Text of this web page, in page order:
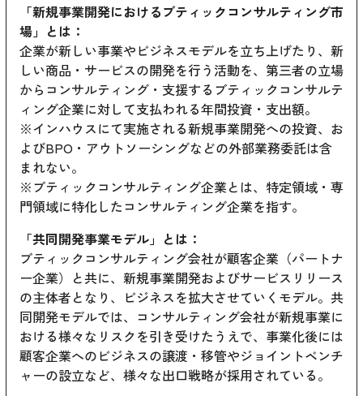
「新規事業開発におけるブティックコンサルティング市
場」とは：
企業が新しい事業やビジネスモデルを立ち上げたり、新
しい商品・サービスの開発を行う活動を、第三者の立場
からコンサルティング・支援するブティックコンサルテ
ィング企業に対して支払われる年間投資・支出額。
※インハウスにて実施される新規事業開発への投資、お
よびBPO・アウトソーシングなどの外部業務委託は含
まれない。
※ブティックコンサルティング企業とは、特定領域・専
門領域に特化したコンサルティング企業を指す。
「共同開発事業モデル」とは：
ブティックコンサルティング会社が顧客企業（パートナ
ー企業）と共に、新規事業開発およびサービスリリース
の主体者となり、ビジネスを拡大させていくモデル。共
同開発モデルでは、コンサルティング会社が新規事業に
おける様々なリスクを引き受けたうえで、事業化後には
顧客企業へのビジネスの譲渡・移管やジョイントベンチ
ャーの設立など、様々な出口戦略が採用されている。